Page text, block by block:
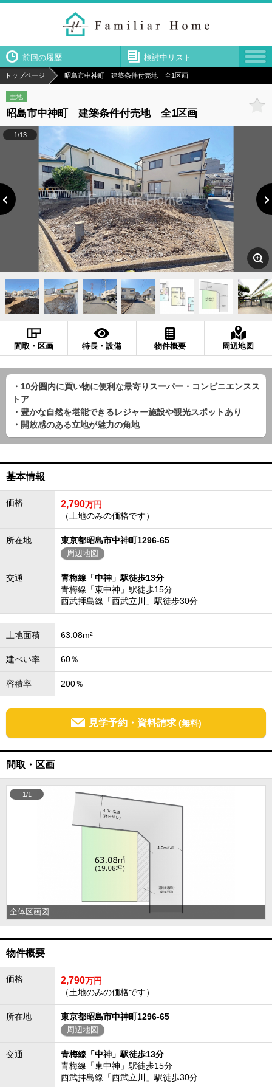
前回の履歴 検討中リスト
トップページ 昭島市中神町 建築条件付売地 全1区画
土地
昭島市中神町 建築条件付売地 全1区画
1/13
間取・区画 特長・設備 物件概要 周辺地図
・10分圏内に買い物に便利な最寄りスーパー・コンビニエンスス
トア
・豊かな自然を堪能できるレジャー施設や観光スポットあり
・開放感のある立地が魅力の角地
基本情報
価格 2,790万円
（土地のみの価格です）
所在地 東京都昭島市中神町1296-65
周辺地図
交通
青梅線「中神」駅徒歩13分
青梅線「東中神」駅徒歩15分
西武拝島線「西武立川」駅徒歩30分
土地面積 63.08m²
建ぺい率 60％
容積率 200％
見学予約・資料請求 (無料)
間取・区画
全体区画図
1/1
物件概要
価格 2,790万円
（土地のみの価格です）
所在地 東京都昭島市中神町1296-65
周辺地図
交通
青梅線「中神」駅徒歩13分
青梅線「東中神」駅徒歩15分
西武拝島線「西武立川」駅徒歩30分